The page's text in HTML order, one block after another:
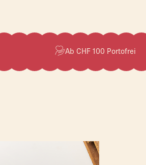
Ab CHF 100 Portofrei